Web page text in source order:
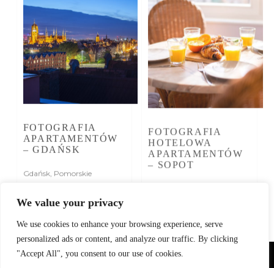
We value your privacy
We use cookies to enhance your browsing experience, serve
personalized ads or content, and analyze our traffic. By clicking
"Accept All", you consent to our use of cookies.
Używamy plików cookie, aby zapewnić najlepszą jakość korzystania
FOTOGRAFIA
APARTAMENTÓW
– GDAŃSK
Gdańsk, Pomorskie
FOTOGRAFIA
HOTELOWA
APARTAMENTÓW
– SOPOT
POPRZEDNIE NASTĘPNY